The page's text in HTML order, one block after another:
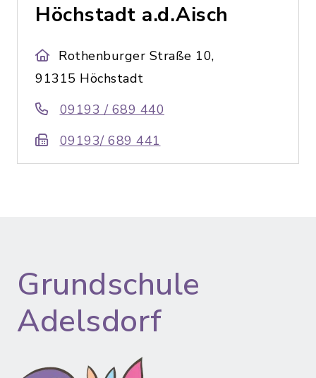
Höchstadt a.d.Aisch
Rothenburger Straße 10,
91315 Höchstadt
09193 / 689 440
09193/ 689 441
Grundschule
Adelsdorf